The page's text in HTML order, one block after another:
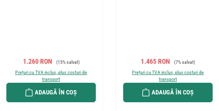
Preț de vânzare:
1.260 RON Preț obișnuit:
(15% salvat)
Prețuri cu TVA inclus, plus costuri de
transport
ADAUGĂ ÎN COȘ
Preț de vânzare:
1.465 RON Preț obișnuit:
(7% salvat)
Prețuri cu TVA inclus, plus costuri de
transport
ADAUGĂ ÎN COȘ